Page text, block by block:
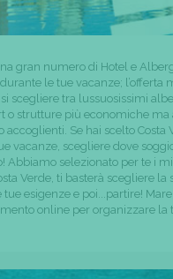
gran numero di Hotel e
le tue vacanze; l’offerta
scegliere tra lussuosissimi
o strutture più economiche ma
accoglienti. Se hai scelto Costa
vacanze, scegliere dove
Abbiamo selezionato per te i
Verde, ti basterà scegliere la
esigenze e poi...partire!
online per organizzare la